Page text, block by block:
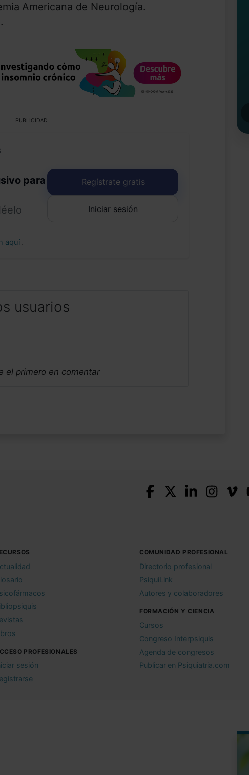
Americana de Neurología.
PUBLICIDAD
para
aquí .
Regístrate gratis
Iniciar sesión
usuarios
el primero en comentar
PROFESIONALES
sesión
COMUNIDAD PROFESIONAL
Directorio profesional
PsiquiLink
Autores y colaboradores
FORMACIÓN Y CIENCIA
Cursos
Congreso Interpsiquis
Agenda de congresos
Publicar en Psiquiatria.com